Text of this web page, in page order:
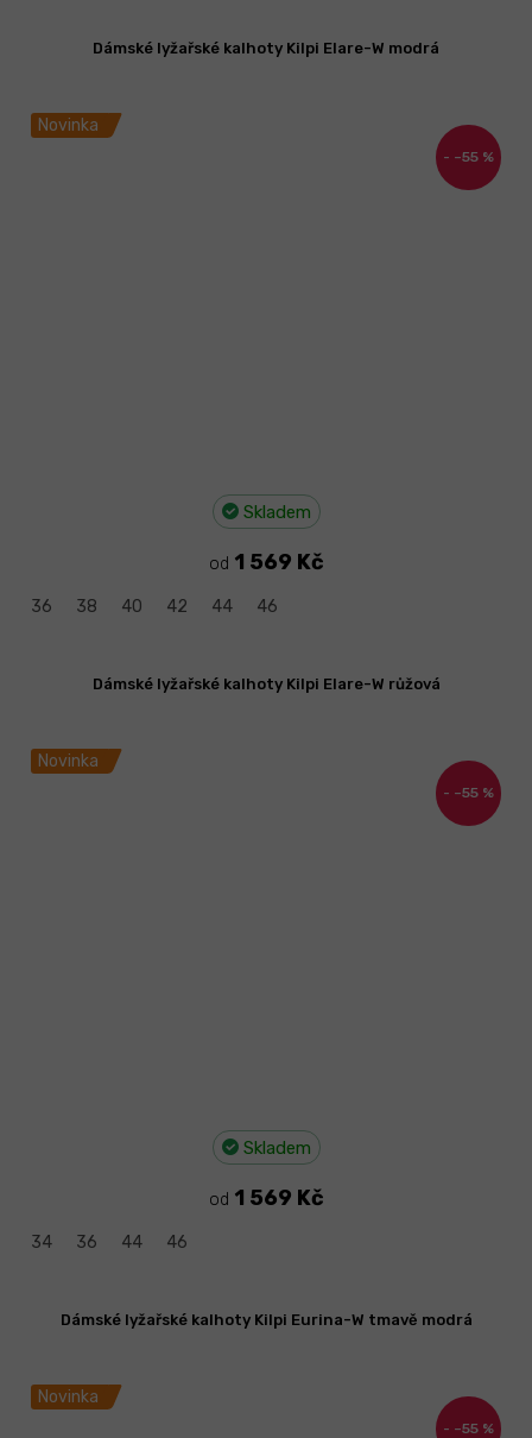
Novinka
–55 %
Dámské lyžařské kalhoty Kilpi Elare-W modrá
Skladem
od 1 569 Kč
36 38 40 42 44 46
Novinka
–55 %
Dámské lyžařské kalhoty Kilpi Elare-W růžová
Skladem
od 1 569 Kč
34 36 44 46
Novinka
–55 %
Dámské lyžařské kalhoty Kilpi Eurina-W tmavě modrá